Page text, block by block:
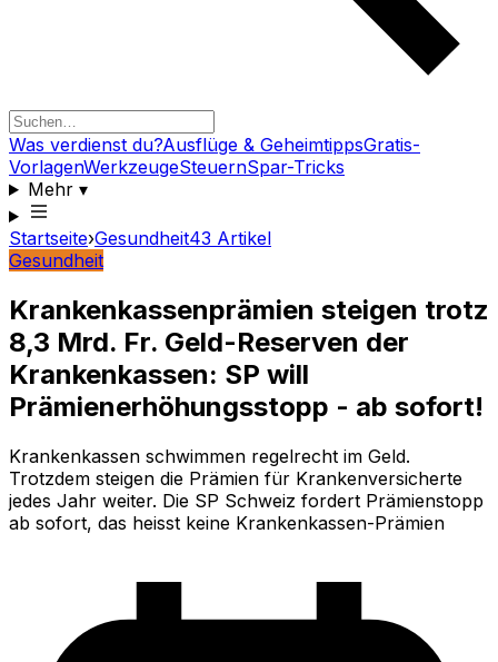
Was verdienst du?Ausflüge & GeheimtippsGratis-
VorlagenWerkzeugeSteuernSpar-Tricks
Mehr▾
Startseite›Gesundheit43 Artikel
Gesundheit
Krankenkassenprämien steigen trotz
8,3 Mrd. Fr. Geld-Reserven der
Krankenkassen: SP will
Prämienerhöhungsstopp - ab sofort!
Krankenkassen schwimmen regelrecht im Geld.
Trotzdem steigen die Prämien für Krankenversicherte
jedes Jahr weiter. Die SP Schweiz fordert Prämienstopp
ab sofort, das heisst keine Krankenkassen-Prämien